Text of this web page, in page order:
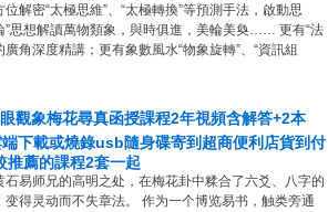
解密“太極思維”、“太極轉換”等預測手法，啟動思
”思想解讀萬物類象，與時俱進，美輪美奐…… 更有“法
角深度精講；更有象數風水“物象旋轉”、“資訊組
觀象梅花尋真函授課程2年視頻含解答+2本
下載或燒錄usb隨身碟寄到超商便利店貨到付
推薦的課程2套一起
易师兄的高明之处，在梅花卦中糅合了六爻、八字的
得灵动而不失章法。 作为一个博览易书，触类旁通